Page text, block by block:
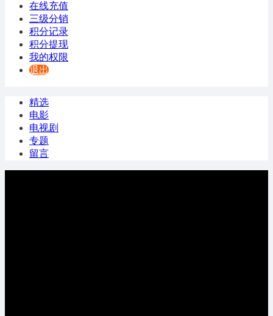
在线充值
三级分销
积分记录
积分提现
我的权限
退出
精选
电影
电视剧
专题
留言